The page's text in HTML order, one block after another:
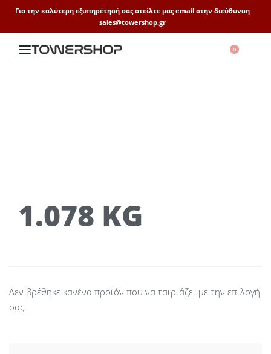
Για την καλύτερη εξυπηρέτησή σας στείλτε μας email στην διεύθυνση
sales@towershop.gr
0
1.078 KG
Δεν βρέθηκε κανένα προϊόν που να ταιριάζει με την επιλογή
σας.